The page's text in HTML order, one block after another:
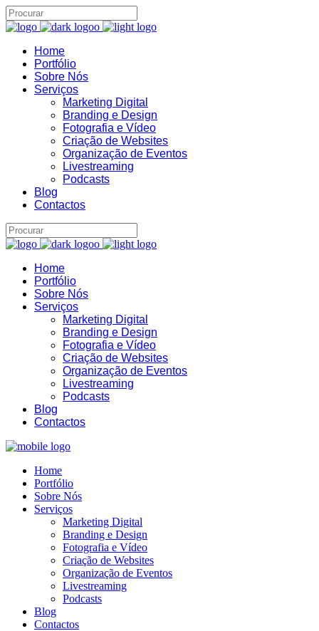
Home
Portfólio
Sobre Nós
Serviços
Marketing Digital
Branding e Design
Fotografia e Vídeo
Criação de Websites
Organização de Eventos
Livestreaming
Podcasts
Blog
Contactos
Home
Portfólio
Sobre Nós
Serviços
Marketing Digital
Branding e Design
Fotografia e Vídeo
Criação de Websites
Organização de Eventos
Livestreaming
Podcasts
Blog
Contactos
Home
Portfólio
Sobre Nós
Serviços
Marketing Digital
Branding e Design
Fotografia e Vídeo
Criação de Websites
Organização de Eventos
Livestreaming
Podcasts
Blog
Contactos
B22
Assistente IA · Brand22
Online
03:24